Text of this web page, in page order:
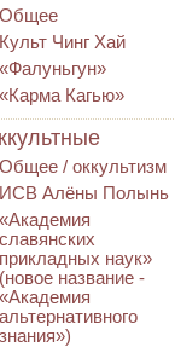
Общее
Культ Чинг Хай
«Фалуньгун»
«Карма Кагью»
Общее / оккультизм
ИСВ Алёны Полынь
«Академия
славянских
прикладных наук»
(новое название -
«Академия
альтернативного
знания»)